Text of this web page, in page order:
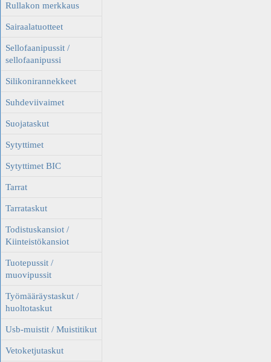
Rullakon merkkaus
Sairaalatuotteet
Sellofaanipussit /
sellofaanipussi
Silikonirannekkeet
Suhdeviivaimet
Suojataskut
Sytyttimet
Sytyttimet BIC
Tarrat
Tarrataskut
Todistuskansiot /
Kiinteistökansiot
Tuotepussit /
muovipussit
Työmääräystaskut /
huoltotaskut
Usb-muistit / Muistitikut
Vetoketjutaskut